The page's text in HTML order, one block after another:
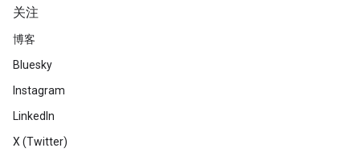
关注
博客
Bluesky
Instagram
LinkedIn
X (Twitter)